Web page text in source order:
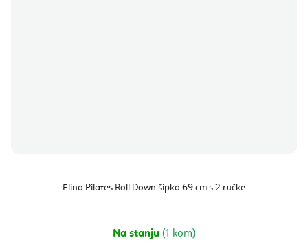
Elina Pilates Roll Down šipka 69 cm s 2 ručke
Na stanju (1 kom)